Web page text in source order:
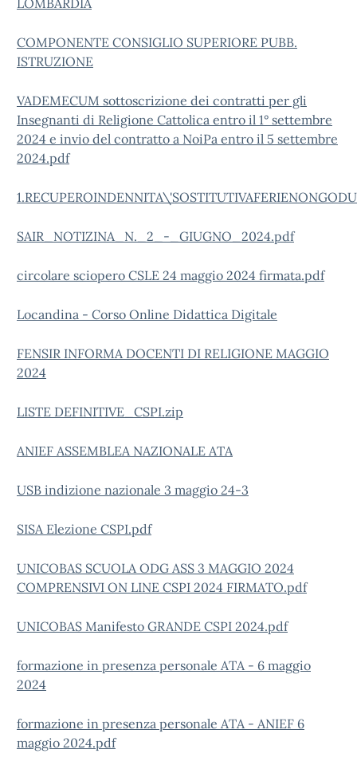
LOMBARDIA
COMPONENTE CONSIGLIO SUPERIORE PUBB.
ISTRUZIONE
VADEMECUM sottoscrizione dei contratti per gli
Insegnanti di Religione Cattolica entro il 1° settembre
2024 e invio del contratto a NoiPa entro il 5 settembre
2024.pdf
SAIR_NOTIZINA_N._2_-_GIUGNO_2024.pdf
circolare sciopero CSLE 24 maggio 2024 firmata.pdf
Locandina - Corso Online Didattica Digitale
FENSIR INFORMA DOCENTI DI RELIGIONE MAGGIO
2024
LISTE DEFINITIVE_CSPI.zip
ANIEF ASSEMBLEA NAZIONALE ATA
USB indizione nazionale 3 maggio 24-3
SISA Elezione CSPI.pdf
UNICOBAS SCUOLA ODG ASS 3 MAGGIO 2024
COMPRENSIVI ON LINE CSPI 2024 FIRMATO.pdf
UNICOBAS Manifesto GRANDE CSPI 2024.pdf
formazione in presenza personale ATA - 6 maggio
2024
formazione in presenza personale ATA - ANIEF 6
maggio 2024.pdf